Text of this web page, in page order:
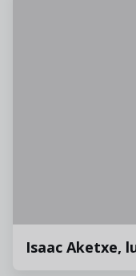
Isaac Aketxe,